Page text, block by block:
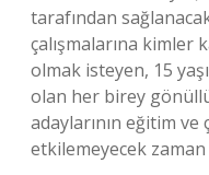
tarafından
çalışmalarına kimler
olmak isteyen, 15
olan her birey
adaylarının eğitim ve
etkilemeyecek